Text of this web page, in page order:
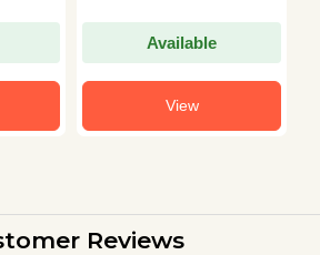
Available
View
Reviews